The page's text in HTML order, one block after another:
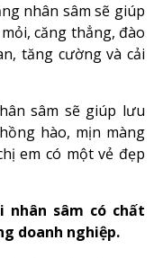
nhân sâm sẽ giúp
căng thẳng, đào
tăng cường và cải
sâm sẽ giúp lưu
hào, mịn màng
em có một vẻ đẹp
nhân sâm có chất
doanh nghiệp.